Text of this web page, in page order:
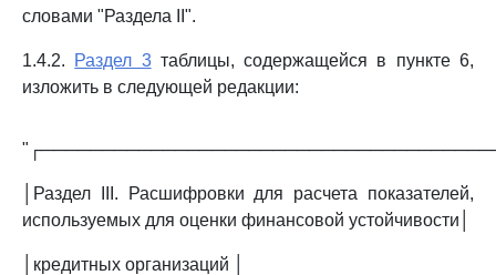
словами "Раздела II".
1.4.2. Раздел 3таблицы, содержащейся в пункте 6,
изложить в следующей редакции:
│Раздел III. Расшифровки для расчета показателей,
используемых для оценки финансовой устойчивости│
│кредитных организаций │